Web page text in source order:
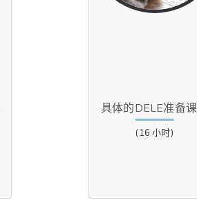
具体的DELE准备
(16 小时)